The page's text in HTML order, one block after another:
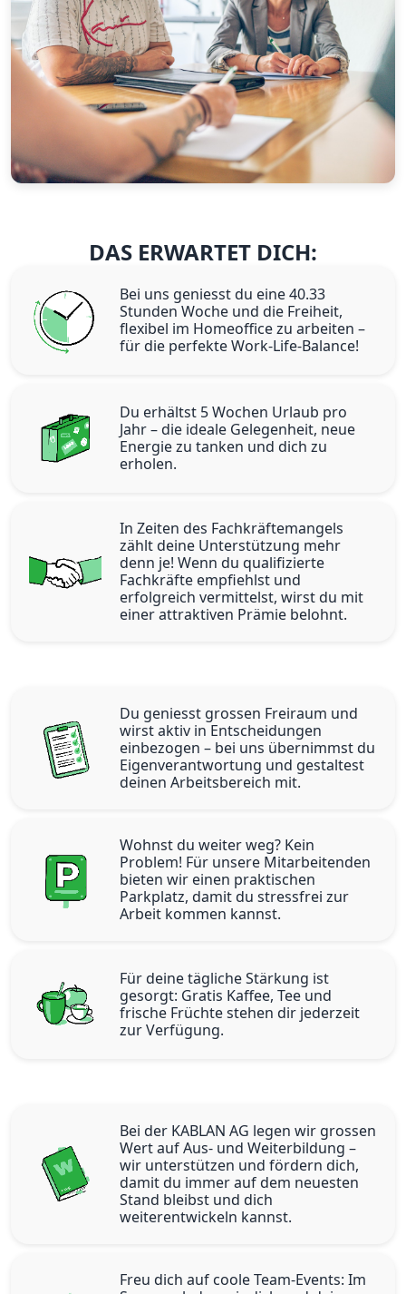
DAS ERWARTET DICH:
Bei uns geniesst du eine 40.33
Stunden Woche und die Freiheit,
flexibel im Homeoffice zu arbeiten –
für die perfekte Work-Life-Balance!
Du erhältst 5 Wochen Urlaub pro
Jahr – die ideale Gelegenheit, neue
Energie zu tanken und dich zu
erholen.
In Zeiten des Fachkräftemangels
zählt deine Unterstützung mehr
denn je! Wenn du qualifizierte
Fachkräfte empfiehlst und
erfolgreich vermittelst, wirst du mit
einer attraktiven Prämie belohnt.
Du geniesst grossen Freiraum und
wirst aktiv in Entscheidungen
einbezogen – bei uns übernimmst du
Eigenverantwortung und gestaltest
deinen Arbeitsbereich mit.
Wohnst du weiter weg? Kein
Problem! Für unsere Mitarbeitenden
bieten wir einen praktischen
Parkplatz, damit du stressfrei zur
Arbeit kommen kannst.
Für deine tägliche Stärkung ist
gesorgt: Gratis Kaffee, Tee und
frische Früchte stehen dir jederzeit
zur Verfügung.
Bei der KABLAN AG legen wir grossen
Wert auf Aus- und Weiterbildung –
wir unterstützen und fördern dich,
damit du immer auf dem neuesten
Stand bleibst und dich
weiterentwickeln kannst.
Freu dich auf coole Team-Events: Im